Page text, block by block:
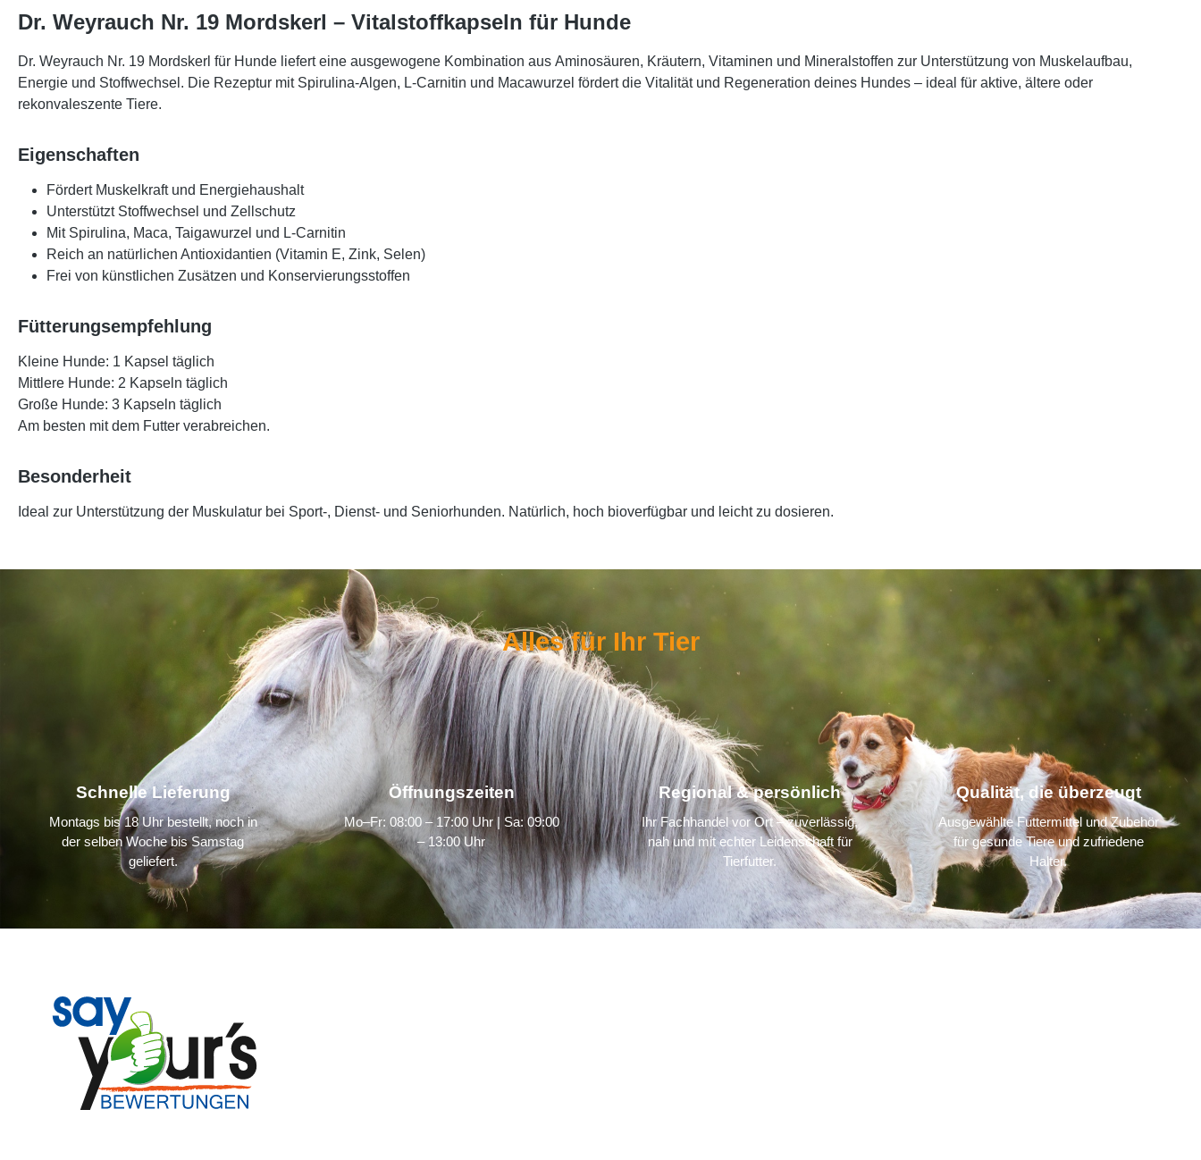
Dr. Weyrauch Nr. 19 Mordskerl – Vitalstoffkapseln für Hunde
Dr. Weyrauch Nr. 19 Mordskerl für Hunde liefert eine ausgewogene Kombination aus Aminosäuren, Kräutern, Vitaminen und Mineralstoffen zur Unterstützung von Muskelaufbau,
Energie und Stoffwechsel . Die Rezeptur mit Spirulina-Algen, L-Carnitin und Macawurzel fördert die Vitalität und Regeneration deines Hundes – ideal für aktive, ältere oder
rekonvaleszente Tiere.
Eigenschaften
Fördert Muskelkraft und Energiehaushalt
Unterstützt Stoffwechsel und Zellschutz
Mit Spirulina, Maca, Taigawurzel und L-Carnitin
Reich an natürlichen Antioxidantien (Vitamin E, Zink, Selen)
Frei von künstlichen Zusätzen und Konservierungsstoffen
Fütterungsempfehlung
Kleine Hunde: 1 Kapsel täglich
Mittlere Hunde: 2 Kapseln täglich
Große Hunde: 3 Kapseln täglich
Am besten mit dem Futter verabreichen.
Besonderheit
Ideal zur Unterstützung der Muskulatur bei Sport-, Dienst- und Seniorhunden. Natürlich, hoch bioverfügbar und leicht zu dosieren.
Alles für Ihr Tier
Schnelle Lieferung
Montags bis 18 Uhr bestellt, noch in
der selben Woche bis Samstag
geliefert.
Öffnungszeiten
Mo–Fr: 08:00 – 17:00 Uhr | Sa: 09:00
– 13:00 Uhr
Regional & persönlich
Ihr Fachhandel vor Ort – zuverlässig,
nah und mit echter Leidenschaft für
Tierfutter.
Qualität, die überzeugt
Ausgewählte Futtermittel und Zubehör
für gesunde Tiere und zufriedene
Halter.